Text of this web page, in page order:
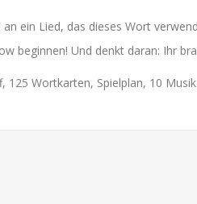
ein Lied, das dieses Wort
beginnen! Und denkt daran: Ihr
125 Wortkarten, Spielplan, 10